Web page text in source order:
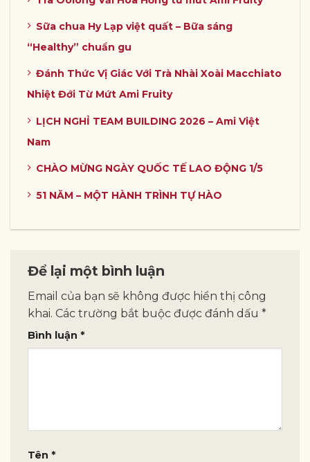
Sữa chua Hy Lạp việt quất – Bữa sáng
“Healthy” chuẩn gu
Đánh Thức Vị Giác Với Trà Nhài Xoài Macchiato
Nhiệt Đới Từ Mứt Ami Fruity
LỊCH NGHỈ TEAM BUILDING 2026 – Ami Việt
Nam
CHÀO MỪNG NGÀY QUỐC TẾ LAO ĐỘNG 1/5
51 NĂM – MỘT HÀNH TRÌNH TỰ HÀO
Để lại một bình luận
Email của bạn sẽ không được hiển thị công
khai. Các trường bắt buộc được đánh dấu *
Bình luận *
Tên *